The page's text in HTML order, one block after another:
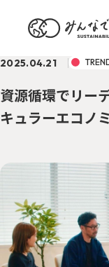
ブログ一覧
2025.04.21
資源循環でリー
キュラーエコノ